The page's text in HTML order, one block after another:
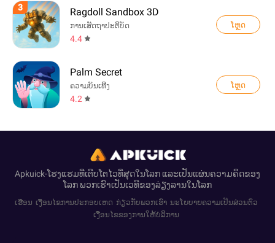
3 Ragdoll Sandbox 3D
ການເສັດຖາປະຕິບັດ
4.4
ໂຫຼດ
Palm Secret
ຄວາມບັນເທີງ
4.2
ໂຫຼດ
Apkuick-ໂຮງແຮມທີ່ເຕີບໂຕໄວທີ່ສຸດໃນໂລກ ແລະເປັນແຜ່ນຄວາມຄິດຂອງ
ໂລກ ພວກເຮົາເປັນເວທີຂອງລ່ຽງລານໃນໂລກ
ເຮືອນ ເງື່ອນໄຂການປະກອບເຫດ ກ່ຽວກັບພວກເຮົາ ນະໂຍບາຍຄວາມເປັນສ່ວນຕົວ
ເງື່ອນໄຂຂອງການໃຫ້ບໍລິການ